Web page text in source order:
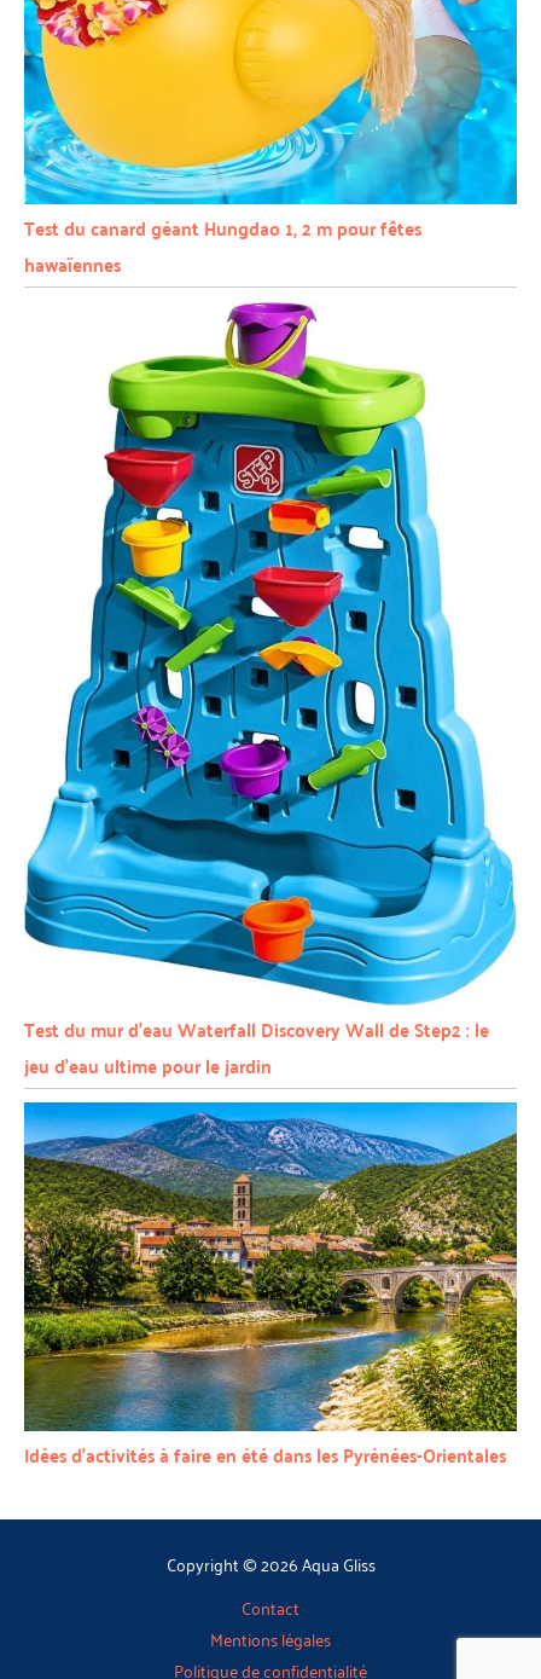
Test du canard géant Hungdao 1, 2 m pour fêtes
hawaïennes
Test du mur d’eau Waterfall Discovery Wall de Step2 : le
jeu d’eau ultime pour le jardin
Idées d’activités à faire en été dans les Pyrénées-Orientales
Copyright © 2026 Aqua Gliss
Contact
Mentions légales
Politique de confidentialité